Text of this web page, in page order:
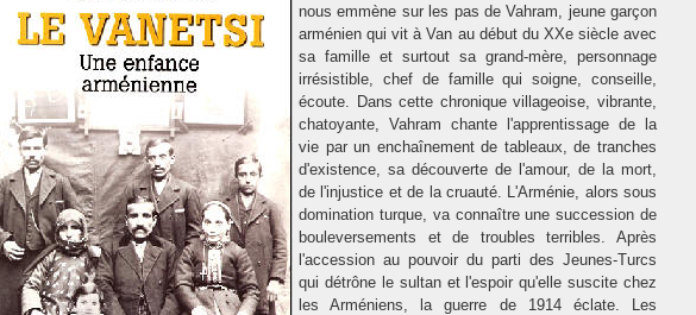
nous emmène sur les pas de Vahram, jeune garçon
arménien qui vit à Van au début du XXe siècle avec
sa famille et surtout sa grand-mère, personnage
irrésistible, chef de famille qui soigne, conseille,
écoute. Dans cette chronique villageoise, vibrante,
chatoyante, Vahram chante l'apprentissage de la
vie par un enchaînement de tableaux, de tranches
d'existence, sa découverte de l'amour, de la mort,
de l'injustice et de la cruauté. L'Arménie, alors sous
domination turque, va connaître une succession de
bouleversements et de troubles terribles. Après
l'accession au pouvoir du parti des Jeunes-Turcs
qui détrône le sultan et l'espoir qu'elle suscite chez
les Arméniens, la guerre de 1914 éclate. Les